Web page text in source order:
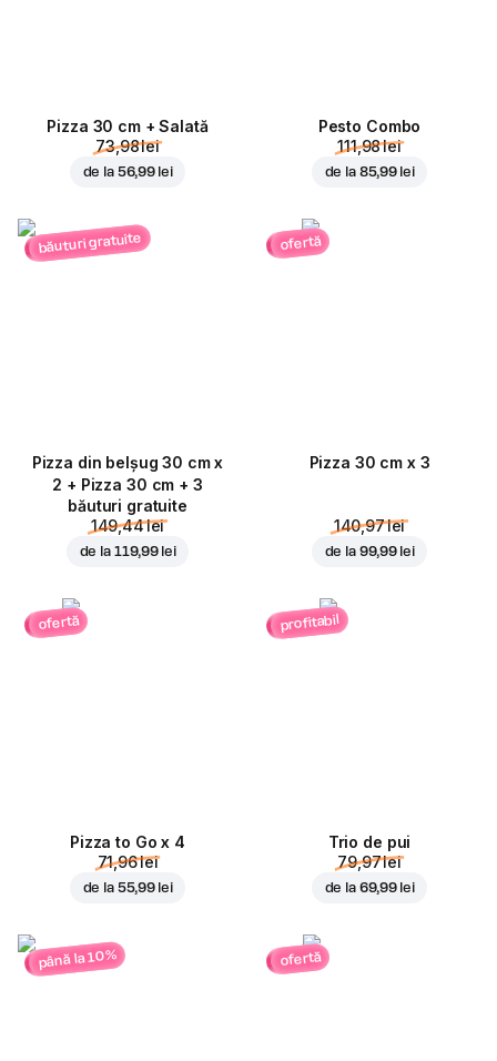
Pizza 30 cm + Salată
73,98 lei
de la 56,99 lei
Pesto Combo
111,98 lei
de la 85,99 lei
băuturi gratuite
Pizza din belșug 30 cm x
2 + Pizza 30 cm + 3
băuturi gratuite
149,44 lei
de la 119,99 lei
ofertă
Pizza 30 cm x 3
140,97 lei
de la 99,99 lei
ofertă
Pizza to Go x 4
71,96 lei
de la 55,99 lei
profitabil
Trio de pui
79,97 lei
de la 69,99 lei
până la 10% ofertă